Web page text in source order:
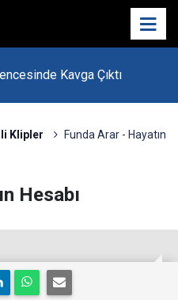
Kavga Çıktı
Klipler
Funda Arar - Hayatın
Hesabı